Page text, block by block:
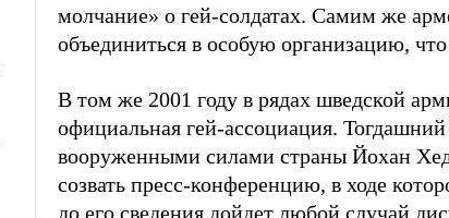
молчание» о гей-солдатах. Самим же
объединиться в особую организацию,
В том же 2001 году в рядах шведской
официальная гей-ассоциация.
вооруженными силами страны Йохан
созвать пресс-конференцию, в ходе
до его сведения дойдет любой случай